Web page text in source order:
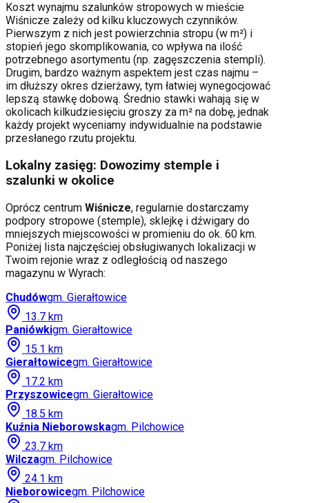
Koszt wynajmu szalunków stropowych w mieście
Wiśnicze zależy od kilku kluczowych czynników.
Pierwszym z nich jest powierzchnia stropu (w m²) i
stopień jego skomplikowania, co wpływa na ilość
potrzebnego asortymentu (np. zagęszczenia stempli).
Drugim, bardzo ważnym aspektem jest czas najmu –
im dłuższy okres dzierżawy, tym łatwiej wynegocjować
lepszą stawkę dobową. Średnio stawki wahają się w
okolicach kilkudziesięciu groszy za m² na dobę, jednak
każdy projekt wyceniamy indywidualnie na podstawie
przesłanego rzutu projektu.
Lokalny zasięg: Dowozimy stemple i
szalunki w okolice
Oprócz centrum Wiśnicze, regularnie dostarczamy
podpory stropowe (stemple), sklejkę i dźwigary do
mniejszych miejscowości w promieniu do ok. 60 km.
Poniżej lista najczęściej obsługiwanych lokalizacji w
Twoim rejonie wraz z odległością od naszego
magazynu w Wyrach:
Chudówgm. Gierałtowice
13.7 km
Paniówkigm. Gierałtowice
15.1 km
Gierałtowicegm. Gierałtowice
17.2 km
Przyszowicegm. Gierałtowice
18.5 km
Kuźnia Nieborowskagm. Pilchowice
23.7 km
Wilczagm. Pilchowice
24.1 km
Nieborowicegm. Pilchowice